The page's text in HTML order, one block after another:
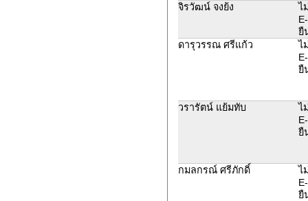
จิรวัฒน์ จงย้ง
ไ
ยื
ดารุวรรณ ศรีแก้ว
ไ
ยื
วรารัตน์ แย้มทับ
ไ
ยื
กมลกรณ์ ศรีภักดิ์
ไ
ยื